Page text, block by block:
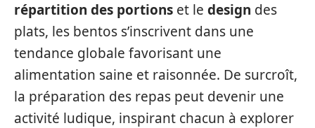
répartition des portions et le design des
plats, les bentos s’inscrivent dans une
tendance globale favorisant une
alimentation saine et raisonnée. De surcroît,
la préparation des repas peut devenir une
activité ludique, inspirant chacun à explorer